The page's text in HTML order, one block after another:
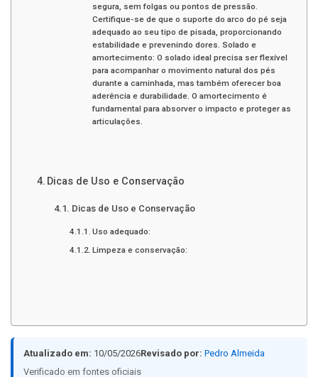
segura, sem folgas ou pontos de pressão.
Certifique-se de que o suporte do arco do pé seja
adequado ao seu tipo de pisada, proporcionando
estabilidade e prevenindo dores. Solado e
amortecimento: O solado ideal precisa ser flexível
para acompanhar o movimento natural dos pés
durante a caminhada, mas também oferecer boa
aderência e durabilidade. O amortecimento é
fundamental para absorver o impacto e proteger as
articulações.
Dicas de Uso e Conservação
Dicas de Uso e Conservação
Uso adequado:
Limpeza e conservação:
Atualizado em: 10/05/2026Revisado por: Pedro Almeida
Verificado em fontes oficiais